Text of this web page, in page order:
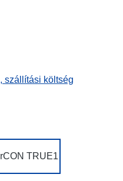
szállítási költség
TRUE1